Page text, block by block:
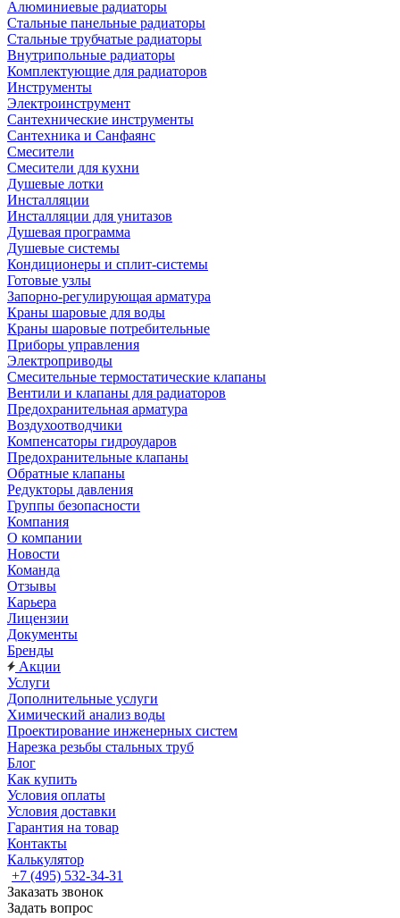
Алюминиевые радиаторы
Стальные панельные радиаторы
Стальные трубчатые радиаторы
Внутрипольные радиаторы
Комплектующие для радиаторов
Инструменты
Электроинструмент
Сантехнические инструменты
Сантехника и Санфаянс
Смесители
Смесители для кухни
Душевые лотки
Инсталляции
Инсталляции для унитазов
Душевая программа
Душевые системы
Кондиционеры и сплит-системы
Готовые узлы
Запорно-регулирующая арматура
Краны шаровые для воды
Краны шаровые потребительные
Приборы управления
Электроприводы
Смесительные термостатические клапаны
Вентили и клапаны для радиаторов
Предохранительная арматура
Воздухоотводчики
Компенсаторы гидроударов
Предохранительные клапаны
Обратные клапаны
Редукторы давления
Группы безопасности
Компания
О компании
Новости
Команда
Отзывы
Карьера
Лицензии
Документы
Бренды
Акции
Услуги
Дополнительные услуги
Химический анализ воды
Проектирование инженерных систем
Нарезка резьбы стальных труб
Блог
Как купить
Условия оплаты
Условия доставки
Гарантия на товар
Контакты
Калькулятор
+7 (495) 532‑34‑31
Заказать звонок
Задать вопрос